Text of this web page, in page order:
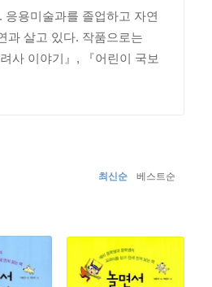
용미술과를 졸업하고 자연
과 살고 있다. 작품으로는
사 이야기』, 『어린이 국보
최신순 베스트순